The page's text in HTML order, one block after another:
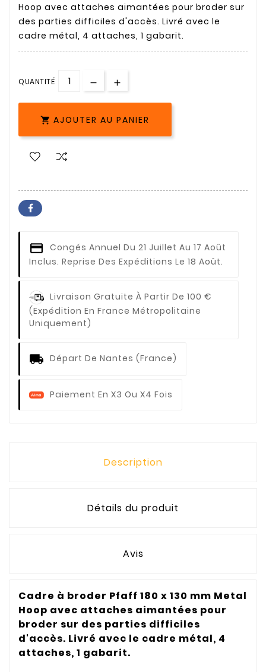
Hoop avec attaches aimantées pour broder sur
des parties difficiles d'accès. Livré avec le
cadre métal, 4 attaches, 1 gabarit.
QUANTITÉ
 AJOUTER AU PANIER
Congés Annuel Du 21 Juillet Au 17 Août
Inclus. Reprise Des Expéditions Le 18 Août.
Livraison Gratuite À Partir De 100 €
(expédition En France Métropolitaine
Uniquement)
Départ De Nantes (France)
Paiement En X3 Ou X4 Fois
Description
Détails du produit
Avis
Cadre à broder Pfaff 180 x 130 mm Metal
Hoop avec attaches aimantées pour
broder sur des parties difficiles
d'accès. Livré avec le cadre métal, 4
attaches, 1 gabarit.